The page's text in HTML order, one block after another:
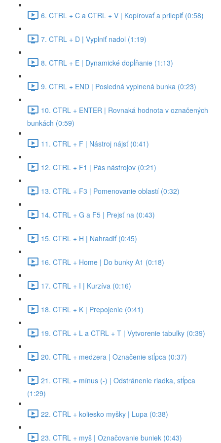
6. CTRL + C a CTRL + V | Kopírovať a prilepiť (0:58)
7. CTRL + D | Vyplniť nadol (1:19)
8. CTRL + E | Dynamické dopĺňanie (1:13)
9. CTRL + END | Posledná vyplnená bunka (0:23)
10. CTRL + ENTER | Rovnaká hodnota v označených
bunkách (0:59)
11. CTRL + F | Nástroj nájsť (0:41)
12. CTRL + F1 | Pás nástrojov (0:21)
13. CTRL + F3 | Pomenovanie oblastí (0:32)
14. CTRL + G a F5 | Prejsť na (0:43)
15. CTRL + H | Nahradiť (0:45)
16. CTRL + Home | Do bunky A1 (0:18)
17. CTRL + I | Kurzíva (0:16)
18. CTRL + K | Prepojenie (0:41)
19. CTRL + L a CTRL + T | Vytvorenie tabuľky (0:39)
20. CTRL + medzera | Označenie stĺpca (0:37)
21. CTRL + mínus (-) | Odstránenie riadka, stĺpca
(1:29)
22. CTRL + koliesko myšky | Lupa (0:38)
23. CTRL + myš | Označovanie buniek (0:43)